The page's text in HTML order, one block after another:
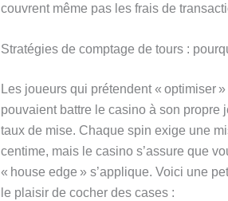
couvrent même pas les frais de
Stratégies de comptage de tours :
Les joueurs qui prétendent « optimiser
pouvaient battre le casino à son propre
taux de mise. Chaque spin exige une
centime, mais le casino s’assure que
« house edge » s’applique. Voici une
le plaisir de cocher des cases :